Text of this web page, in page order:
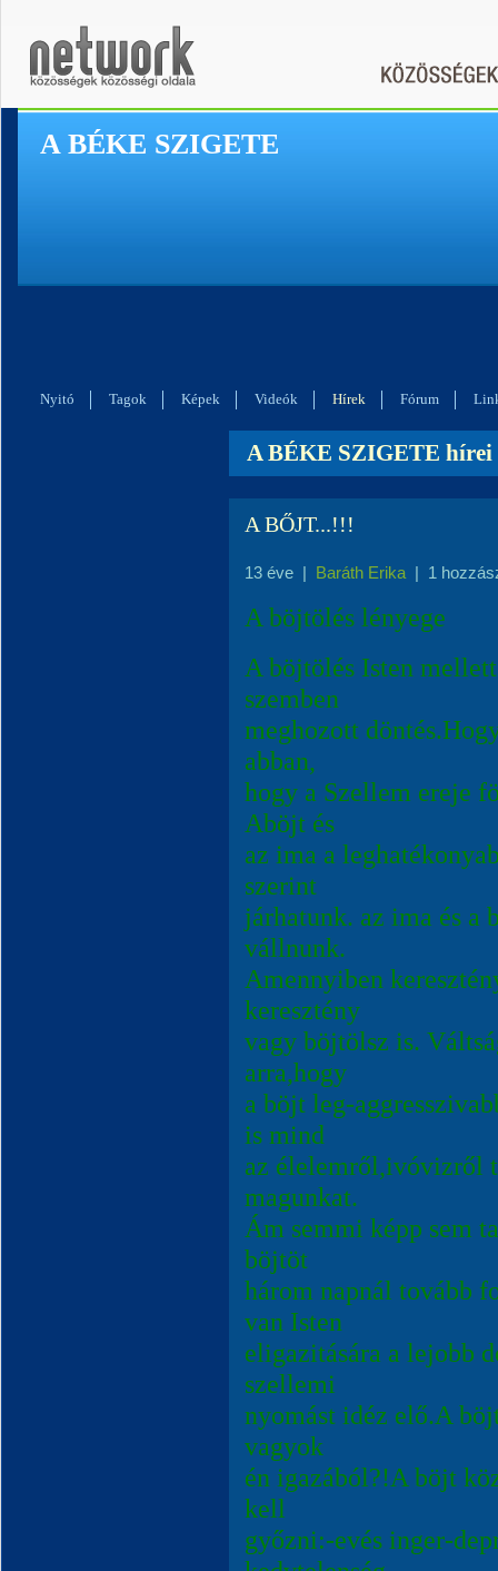
A BÉKE SZIGETE
Nyitó Tagok Képek Videók Hírek Fórum
A BÉKE SZIGETE hírei
A BŐJT...!!!
13 éve | Baráth Erika | 1
A böjtölés lényege
A böjtölés Isten
szemben
meghozott
abban,
hogy a Szellem ereje
Aböjt és
az ima a
szerint
járhatunk. az ima és a
vállnunk.
Amennyiben
keresztény
vagy böjtölsz is.
arra,hogy
a böjt leg-
is mind
az élelemről,ivóvizről
magunkat.
Ám semmi képp sem
böjtöt
három napnál tovább
van Isten
eligazitására a lejobb
szellemi
nyomást idéz elő.A
vagyok
én igazából?!A böjt
kell
győzni:-evés inger-